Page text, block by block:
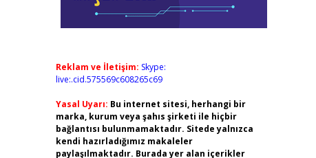
Reklam ve İletişim: Skype:
live:.cid.575569c608265c69
Yasal Uyarı: Bu internet sitesi, herhangi bir
marka, kurum veya şahıs şirketi ile hiçbir
bağlantısı bulunmamaktadır. Sitede yalnızca
kendi hazırladığımız makaleler
paylaşılmaktadır. Burada yer alan içerikler